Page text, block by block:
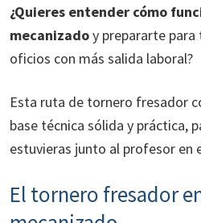
¿Quieres entender cómo
mecanizadoy prepararte para
oficios con más salida laboral?
Esta ruta de tornero fresador
base técnica sólida y práctica,
estuvieras junto al profesor en
El tornero fresador